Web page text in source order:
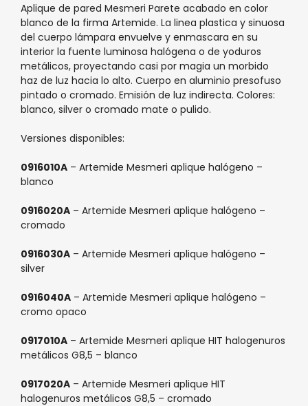
Aplique de pared Mesmeri Parete acabado en color
blanco de la firma Artemide. La li­nea plastica y sinuosa
del cuerpo lámpara envuelve y enmascara en su
interior la fuente luminosa halógena o de yoduros
metálicos, proyectando casi por magia un morbido
haz de luz hacia lo alto. Cuerpo en aluminio presofuso
pintado o cromado. Emisión de luz indirecta. Colores:
blanco, silver o cromado mate o pulido.
Versiones disponibles:
0916010A – Artemide Mesmeri aplique halógeno –
blanco
0916020A – Artemide Mesmeri aplique halógeno –
cromado
0916030A – Artemide Mesmeri aplique halógeno –
silver
0916040A – Artemide Mesmeri aplique halógeno –
cromo opaco
0917010A – Artemide Mesmeri aplique HIT halogenuros
metálicos G8,5 – blanco
0917020A – Artemide Mesmeri aplique HIT
halogenuros metálicos G8,5 – cromado